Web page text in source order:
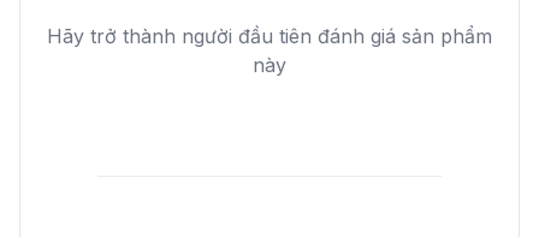
Hãy trở thành người đầu tiên đánh giá sản phẩm
này